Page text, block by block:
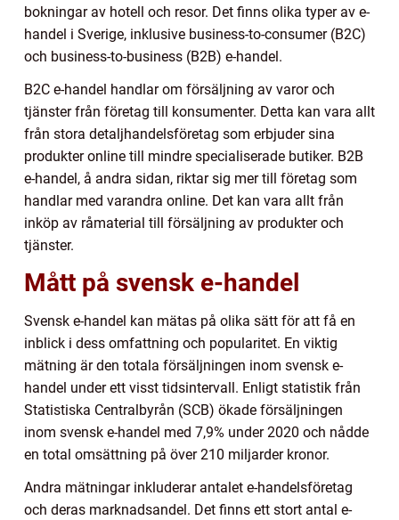
bokningar av hotell och resor. Det finns olika typer av e-
handel i Sverige, inklusive business-to-consumer (B2C)
och business-to-business (B2B) e-handel.
B2C e-handel handlar om försäljning av varor och
tjänster från företag till konsumenter. Detta kan vara allt
från stora detaljhandelsföretag som erbjuder sina
produkter online till mindre specialiserade butiker. B2B
e-handel, å andra sidan, riktar sig mer till företag som
handlar med varandra online. Det kan vara allt från
inköp av råmaterial till försäljning av produkter och
tjänster.
Mått på svensk e-handel
Svensk e-handel kan mätas på olika sätt för att få en
inblick i dess omfattning och popularitet. En viktig
mätning är den totala försäljningen inom svensk e-
handel under ett visst tidsintervall. Enligt statistik från
Statistiska Centralbyrån (SCB) ökade försäljningen
inom svensk e-handel med 7,9% under 2020 och nådde
en total omsättning på över 210 miljarder kronor.
Andra mätningar inkluderar antalet e-handelsföretag
och deras marknadsandel. Det finns ett stort antal e-